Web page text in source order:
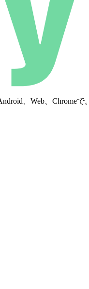
、Web、Chromeで。